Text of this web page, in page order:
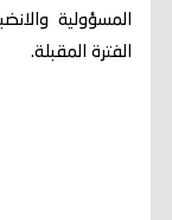
المسؤولية
الفترة المقبلة.